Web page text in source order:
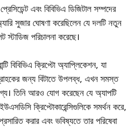
প্রেসিডেন্ট এবং বিবিভিএ ডিজিটাল সম্পদের
সুজার ঘোষণা করেছিলেন যে দলটি নতুন
পরিচালনা করেছে।
বিবিভিএ ক্রিপ্টো অ্যাপ্লিকেশন, যা
জন্য বিটাতে উপলব্ধ, এখন সমস্ত
তিনি আরও যোগ করেছেন যে অ্যাপটি
ক্রিপ্টোকারেন্সিগুলিকে সমর্থন করে,
করার এবং ভবিষ্যতে তার পরিষেবা